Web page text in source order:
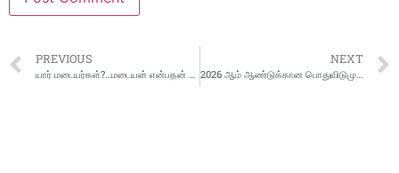
PREVIOUS
யார் மடையர்கள்?…மடையன் என்பதன் அர்த்தம் என்ன என்பதை தெறிந்து கொள்வோம்
NEXT
2026 ஆம் ஆண்டுக்கான பொதுவிடுமுறை தேதிகள் அறிவிப்பு